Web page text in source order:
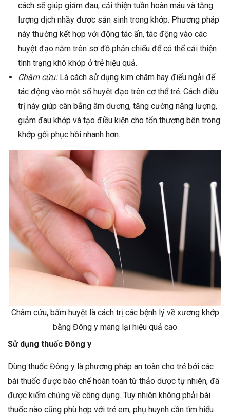
cách sẽ giúp giảm đau, cải thiện tuần hoàn máu và tăng
lượng dịch nhầy được sản sinh trong khớp. Phương pháp
này thường kết hợp với động tác ấn, tác động vào các
huyệt đạo nằm trên sơ đồ phản chiếu để có thể cải thiện
tình trạng khô khớp ở trẻ hiệu quả.
Châm cứu:Là cách sử dụng kim châm hay điếu ngải để
tác động vào một số huyệt đạo trên cơ thể trẻ. Cách điều
trị này giúp cân bằng âm dương, tăng cường năng lượng,
giảm đau khớp và tạo điều kiện cho tổn thương bên trong
khớp gối phục hồi nhanh hơn.
Châm cứu, bấm huyệt là cách trị các bệnh lý về xương khớp
bằng Đông y mang lại hiệu quả cao
Sử dụng thuốc Đông y
Dùng thuốc Đông y là phương pháp an toàn cho trẻ bởi các
bài thuốc được bào chế hoàn toàn từ thảo dược tự nhiên, đã
được kiểm chứng về công dụng. Tuy nhiên không phải bài
thuốc nào cũng phù hợp với trẻ em, phụ huynh cần tìm hiểu